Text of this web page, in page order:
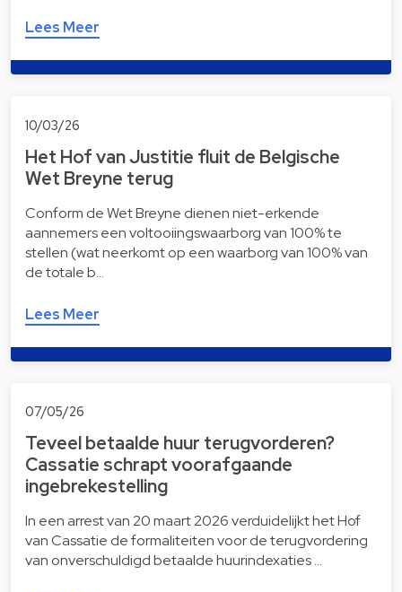
Lees Meer
10/03/26
Het Hof van Justitie fluit de Belgische
Wet Breyne terug
Conform de Wet Breyne dienen niet-erkende
aannemers een voltooiingswaarborg van 100% te
stellen (wat neerkomt op een waarborg van 100% van
de totale b…
Lees Meer
07/05/26
Teveel betaalde huur terugvorderen?
Cassatie schrapt voorafgaande
ingebrekestelling
In een arrest van 20 maart 2026 verduidelijkt het Hof
van Cassatie de formaliteiten voor de terugvordering
van onverschuldigd betaalde huurindexaties …